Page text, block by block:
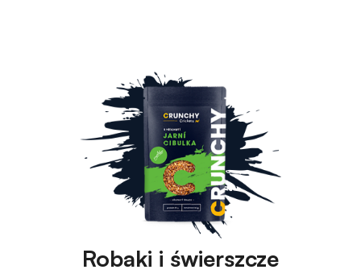
Robaki i świerszcze